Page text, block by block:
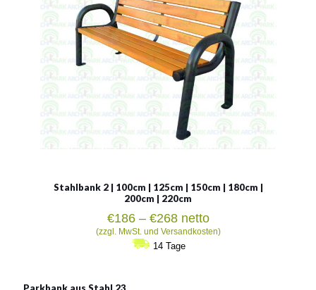
Stahlbank 2 | 100cm | 125cm | 150cm | 180cm |
200cm | 220cm
€186 – €268Preisspanne:
€186
bis
netto
(zzgl. MwSt. und Versandkosten)
14 Tage
Parkbank aus Stahl 23